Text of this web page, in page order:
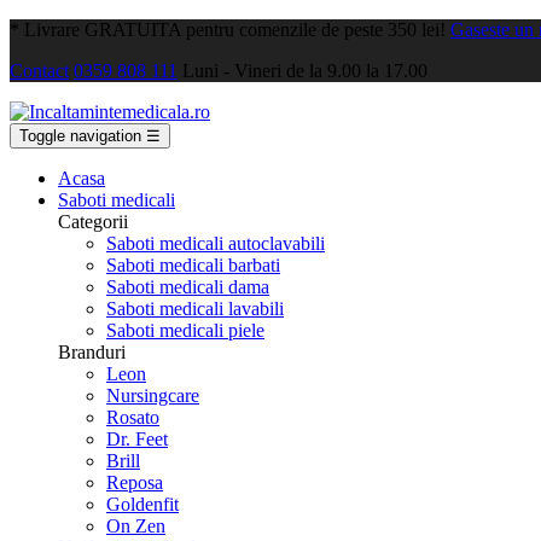
* Livrare GRATUITA pentru comenzile de peste 350 lei! Gaseste un
Contact 0359 808 111 Luni - Vineri de la 9.00 la 17.00
Toggle navigation ☰
Acasa
Saboti medicali
Categorii
Saboti medicali autoclavabili
Saboti medicali barbati
Saboti medicali dama
Saboti medicali lavabili
Saboti medicali piele
Branduri
Leon
Nursingcare
Rosato
Dr. Feet
Brill
Reposa
Goldenfit
On Zen